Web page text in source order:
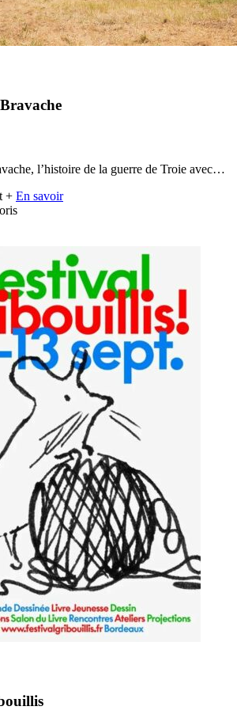
l’histoire de la guerre de Troie avec…
+ En savoir